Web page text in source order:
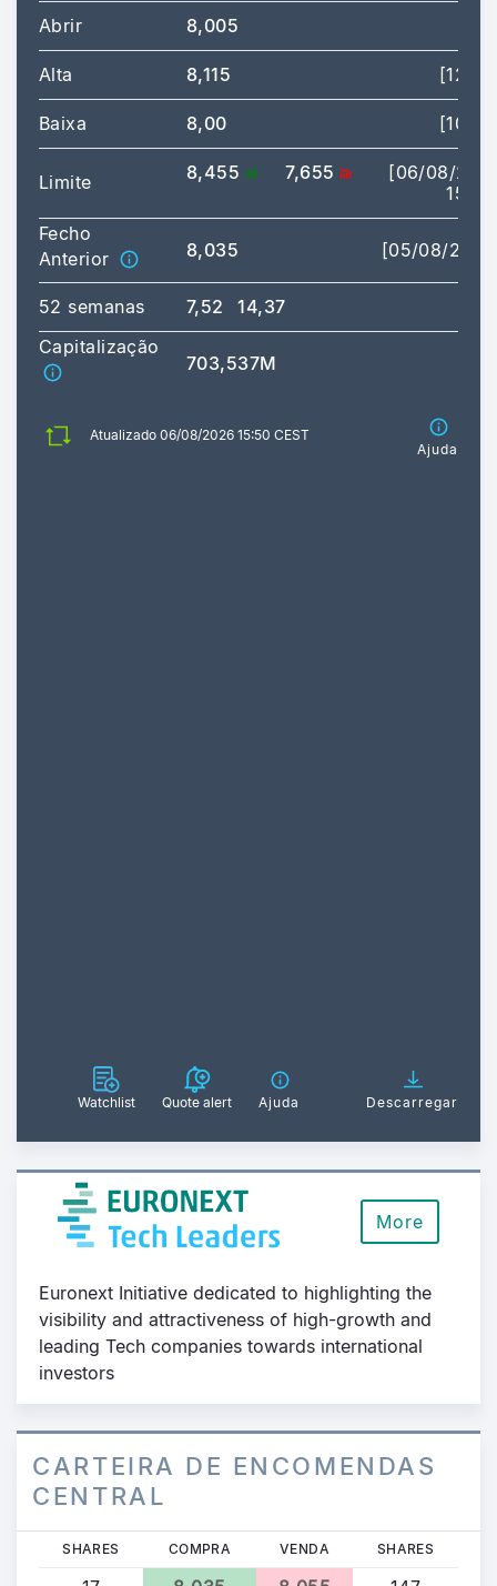
Abrir 8,005
Alta 8,115
Baixa 8,00
Limite 8,455 7,655
[06/08/
Fecho
Anterior
8,035 [05/08/
52 semanas 7,52
14,37
Capitalização
703,537M
Atualizado 06/08/2026 15:50 CEST
Ajuda
Watchlist Quote alert Ajuda Descarregar
More
Euronext Initiative dedicated to highlighting the
visibility and attractiveness of high-growth and
leading Tech companies towards international
investors
CARTEIRA DE ENCOMENDAS
CENTRAL
SHARES COMPRA VENDA SHARES